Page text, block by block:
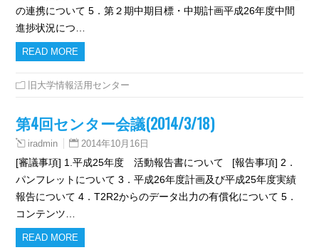
の連携について 5．第２期中期目標・中期計画平成26年度中間
進捗状況につ…
READ MORE
旧大学情報活用センター
第4回センター会議(2014/3/18)
iradmin 2014年10月16日
[審議事項] 1.平成25年度 活動報告書について [報告事項] 2．
パンフレットについて 3．平成26年度計画及び平成25年度実績
報告について 4．T2R2からのデータ出力の有償化について 5．
コンテンツ…
READ MORE